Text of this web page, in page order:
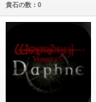
貴石の数：0